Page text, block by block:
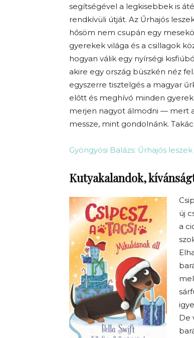
segítségével a legkisebbek is
rendkívüli útját. Az Űrhajós
hősöm nem csupán egy
gyerekek világa és a csillagok
hogyan válik egy nyírségi
akire egy ország büszkén néz
egyszerre tisztelgés a magyar
előtt és meghívó minden gyerek
merjen nagyot álmodni — mert
messze, mint gondolnánk.
Gyöngyösi Balázs: Űrhajós
Kutyakalandok,
új
a
De